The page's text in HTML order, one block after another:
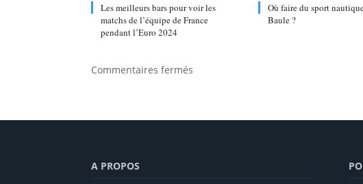
Les meilleurs bars pour voir les
matchs de l’équipe de France
pendant l’Euro 2024
Où faire du sport
Baule ?
Commentaires fermés
A PROPOS